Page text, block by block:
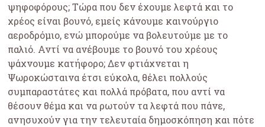
ψηφοφόρους; Τώρα που δεν έχουμε λεφτά και το
χρέος είναι βουνό, εμείς κάνουμε καινούργιο
αεροδρόμιο, ενώ μπορούμε να βολευτούμε με το
παλιό. Αντί να ανέβουμε το βουνό του χρέους
ψάχνουμε κατήφορο; Δεν φτιάχνεται η
Ψωροκώσταινα έτσι εύκολα, θέλει πολλούς
συμπαραστάτες και πολλά πρόβατα, που αντί να
θέσουν θέμα και να ρωτούν τα λεφτά που πάνε,
ανησυχούν για την τελευταία δημοσκόπηση και πότε